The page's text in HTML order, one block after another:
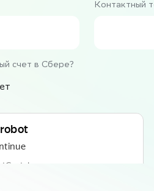
Контактный
счет в Сбере?